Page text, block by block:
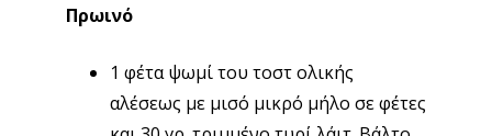
Πρωινό
1 φέτα ψωμί του τοστ ολικής
αλέσεως με μισό μικρό μήλο σε φέτες